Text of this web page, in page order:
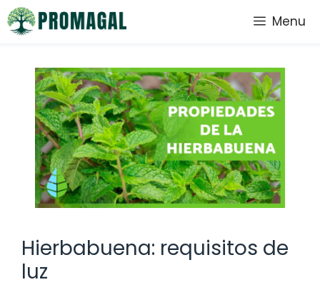
Saltar
al
Menu
Hierbabuena: requisitos de
luz